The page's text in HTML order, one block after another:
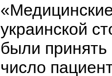
украинской
были принять
число